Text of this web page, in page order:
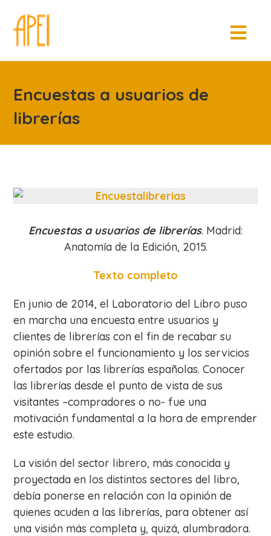
Encuestas a usuarios de
librerías
Encuestas a usuarios de librerías. Madrid:
Anatomía de la Edición, 2015.
Texto completo
En junio de 2014, el Laboratorio del Libro puso
en marcha una encuesta entre usuarios y
clientes de librerías con el fin de recabar su
opinión sobre el funcionamiento y los servicios
ofertados por las librerías españolas. Conocer
las librerías desde el punto de vista de sus
visitantes –compradores o no- fue una
motivación fundamental a la hora de emprender
este estudio.
La visión del sector librero, más conocida y
proyectada en los distintos sectores del libro,
debía ponerse en relación con la opinión de
quienes acuden a las librerías, para obtener así
una visión más completa y, quizá, alumbradora.